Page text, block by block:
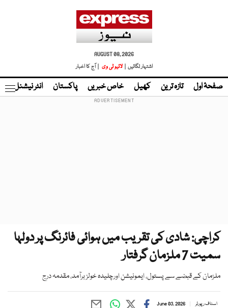
AUGUST 08, 2026
اشتہار لگائیں |
لائیو ٹی وی | آج کا اخبار
صفحۂ اول تازہ ترین کھیل خاص خبریں پاکستان انٹر نیشنل
کراچی: شادی کی تقریب میں ہوائی فائرنگ پر دولہا
سمیت 7 ملزمان گرفتار
ملزمان کے قبضے سے پستول، ایمونیشن اورچلیدہ خولز برآمد، مقدمہ درج
اسٹاف رپورٹر June 03, 2026